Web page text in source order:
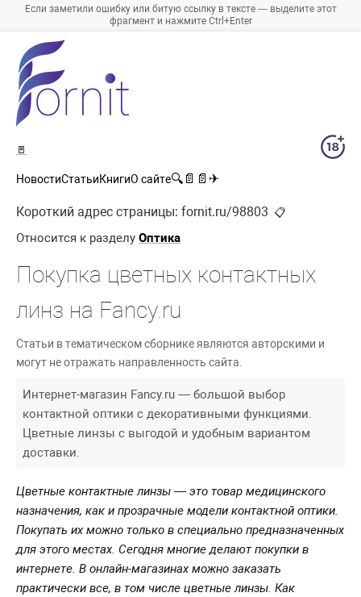
Если заметили ошибку или битую ссылку в тексте — выделите этот
фрагмент и нажмите Ctrl+Enter
🚪
НовостиСтатьиКнигиО сайте🔍 📄 📄 ✈
Короткий адрес страницы: fornit.ru/98803 📋
Относится к разделу Оптика
Покупка цветных контактных
линз на Fancy.ru
Статьи в тематическом сборнике являются авторскими и
могут не отражать направленность сайта.
Интернет-магазин Fancy.ru — большой выбор
контактной оптики с декоративными функциями.
Цветные линзы с выгодой и удобным вариантом
доставки.
Цветные контактные линзы — это товар медицинского
назначения, как и прозрачные модели контактной оптики.
Покупать их можно только в специально предназначенных
для этого местах. Сегодня многие делают покупки в
интернете. В онлайн-магазинах можно заказать
практически все, в том числе цветные линзы. Как